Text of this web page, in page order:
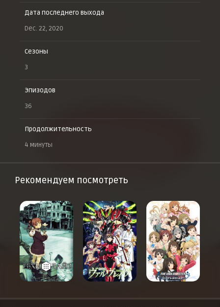
Дата последнего выхода
Dec. 22, 2020
Сезоны
3
Эпизодов
36
Продолжительность
4 минуты
Рекомендуем посмотреть